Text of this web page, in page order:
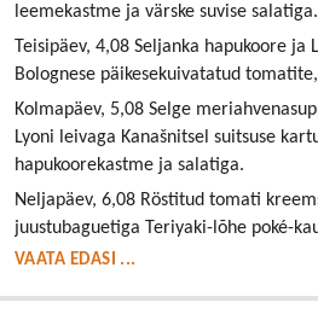
leemekastme ja värske suvise salatiga.
Teisipäev, 4,08 Seljanka hapukoore ja
Bolognese päikesekuivatatud
Kolmapäev, 5,08 Selge
Lyoni leivaga Kanašnitsel suitsuse
hapukoorekastme ja salatiga.
Neljapäev, 6,08 Röstitud tomati
juustubaguetiga Teriyaki-lõhe poké-
VAATA EDASI ...